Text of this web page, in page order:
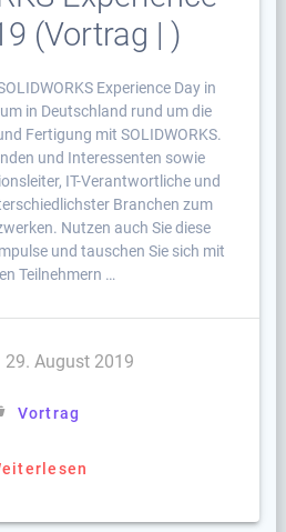
(Vortrag | )
Experience Day in
in Deutschland rund um die
Fertigung mit SOLIDWORKS.
und Interessenten sowie
IT-Verantwortliche und
Branchen zum
Nutzen auch Sie diese
und tauschen Sie sich mit
Teilnehmern …
29. August 2019
Vortrag